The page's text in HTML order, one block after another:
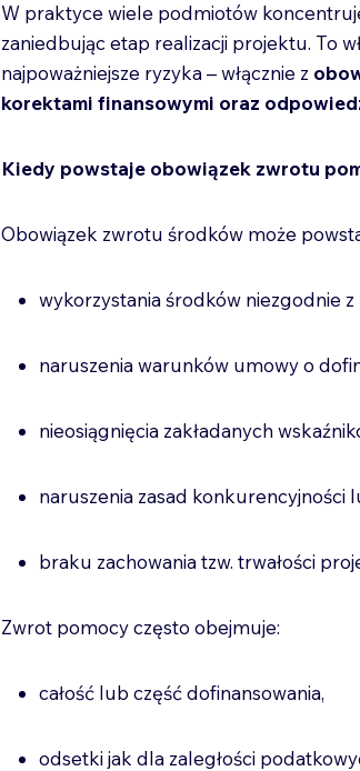
W praktyce wiele podmiotów
zaniedbując etap realizacji projektu. To
najpoważniejsze ryzyka – włącznie z
korektami finansowymi oraz
Kiedy powstaje obowiązek zwrotu
Obowiązek zwrotu środków może
wykorzystania środków niezgodnie z
naruszenia warunków umowy o
nieosiągnięcia zakładanych
naruszenia zasad konkurencyjności
braku zachowania tzw. trwałości
Zwrot pomocy często obejmuje:
całość lub część dofinansowania,
odsetki jak dla zaległości